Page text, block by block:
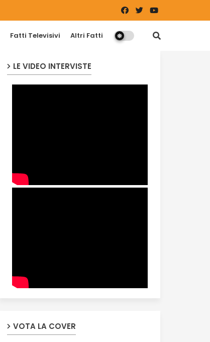
Fatti Televisivi Altri Fatti
LE VIDEO INTERVISTE
VOTA LA COVER